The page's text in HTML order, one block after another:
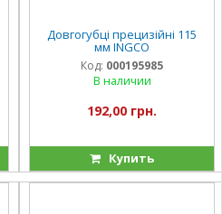
Довгогубці прецизійні 115
мм INGCO
Код: 000195985
В наличии
192,00 грн.
Купить